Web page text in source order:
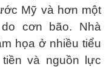
Mỹ và hơn một
cơn bão. Nhà
họa ở nhiều tiểu
và nguồn lực